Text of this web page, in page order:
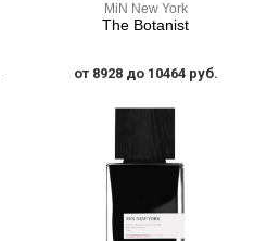
MiN New York
The Botanist
от 8928 до 10464 руб.